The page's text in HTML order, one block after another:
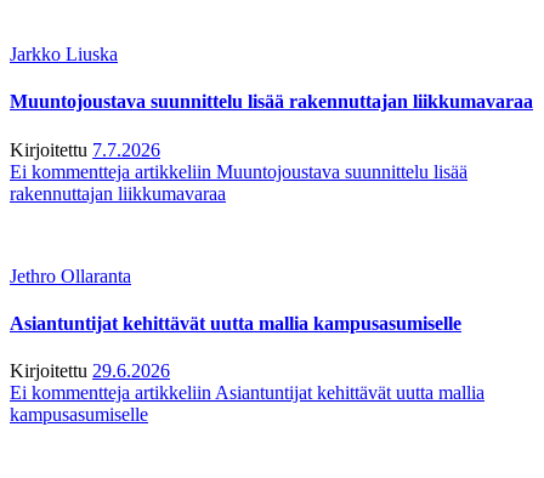
Jarkko Liuska
Muuntojoustava suunnittelu lisää rakennuttajan liikkumavaraa
Kirjoitettu 7.7.2026
Ei kommentteja artikkeliin Muuntojoustava suunnittelu lisää
rakennuttajan liikkumavaraa
Jethro Ollaranta
Asiantuntijat kehittävät uutta mallia kampusasumiselle
Kirjoitettu 29.6.2026
Ei kommentteja artikkeliin Asiantuntijat kehittävät uutta mallia
kampusasumiselle